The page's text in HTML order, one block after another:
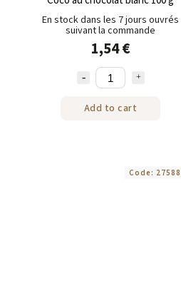
En stock dans les 7 jours ouvrés
suivant la commande
1,54 €
Add to cart
Code: 27588